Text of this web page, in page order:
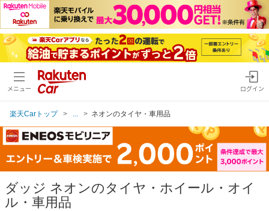
メニュー ログイン
楽天Carトップ ネオンのタイヤ・車用品
ダッジ ネオンのタイヤ・ホイール・オイ
ル・車用品